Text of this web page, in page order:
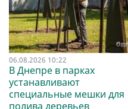
06.08.2026 10:22
В Днепре в парках
устанавливают
специальные мешки для
полива деревьев